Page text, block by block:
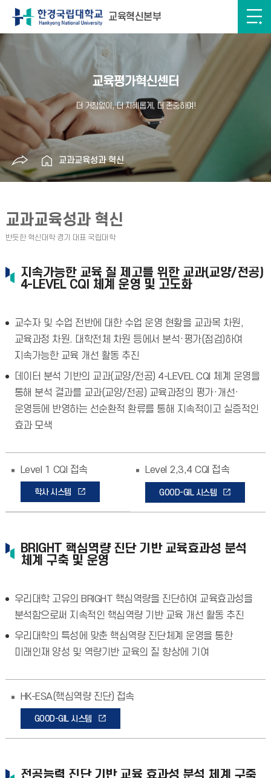
교육혁신본부
교육평가혁신센터
교과교육성과 혁신
교과교육성과 혁신
지속가능한 교육 질 제고를 위한 교과(교양/전공)
4-LEVEL CQI 체계 운영 및 고도화
교수자 및 수업 전반에 대한 수업 운영 현황을 교과목 차원,
교육과정 차원. 대학전체 차원 등에서 분석·평가(점검)하여
지속가능한 교육 개선 활동 추진
데이터 분석 기반의 교과(교양/전공) 4-LEVEL CQI 체계 운영을
통해 분석 결과를 교과(교양/전공) 교육과정의 평가·개선·
운영등에 반영하는 선순환적 환류를 통해 지속적이고 실증적인
효과 모색
Level 1 CQI 접속
학사 시스템
Level 2,3,4 CQI 접속
GOOD-GIL 시스템
BRIGHT 핵심역량 진단 기반 교육효과성 분석
체계 구축 및 운영
우리대학 고유의 BRIGHT 핵심역량을 진단하여 교육효과성을
분석함으로써 지속적인 핵심역량 기반 교육 개선 활동 추진
우리대학의 특성에 맞춘 핵심역량 진단체계 운영을 통한
미래인재 양성 및 역량기반 교육의 질 향상에 기여
HK-ESA(핵심역량 진단) 접속
GOOD-GIL 시스템
전공능력 진단 기반 교육 효과성 분석 체계 구축